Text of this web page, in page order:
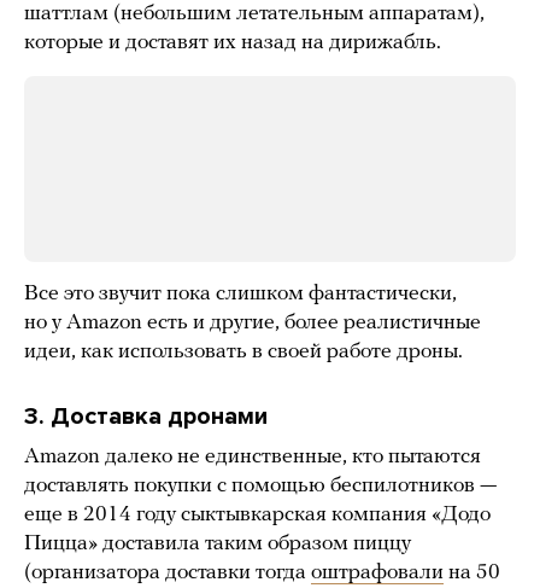
шаттлам (небольшим летательным аппаратам),
которые и доставят их назад на дирижабль.
Все это звучит пока слишком фантастически,
но у Amazon есть и другие, более реалистичные
идеи, как использовать в своей работе дроны.
3. Доставка дронами
Amazon далеко не единственные, кто пытаются
доставлять покупки с помощью беспилотников —
еще в 2014 году сыктывкарская компания «Додо
Пицца» доставила таким образом пиццу
(организатора доставки тогда оштрафовали на 50